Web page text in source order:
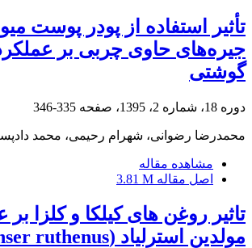
تأثیر استفاده از پودر پوست
جیره‌های ‏حاوی چربی بر
گوشتی
دوره 18، شماره 2، 1395، صفحه 335-346
محمدرضا رضوانی، شهرام رحیمی، محمد
مشاهده مقاله
اصل مقاله 3.81 M
تاثیر روغن های کیلکا و کلزا
مولدین استرلیاد (Acipenser ruthenus)